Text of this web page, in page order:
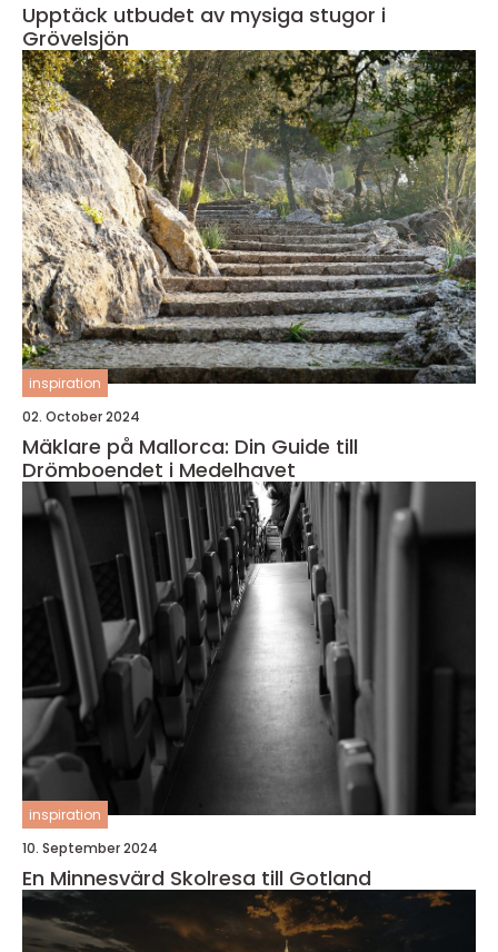
Upptäck utbudet av mysiga stugor i
Grövelsjön
inspiration
02. October 2024
Mäklare på Mallorca: Din Guide till
Drömboendet i Medelhavet
inspiration
10. September 2024
En Minnesvärd Skolresa till Gotland